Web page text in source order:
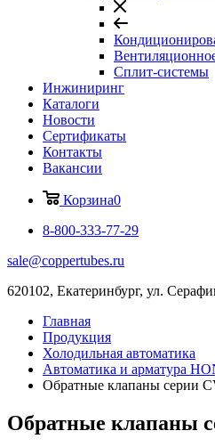
Сплит-системы
Инжиниринг
Каталоги
Новости
Сертификаты
Контакты
Вакансии
Корзина0
8-800-333-77-29
sale@coppertubes.ru
620102, Екатеринбург, ул.
Главная
Продукция
Холодильная автоматика
Автоматика и арматура
Обратные клапаны серии
Обратные клапаны